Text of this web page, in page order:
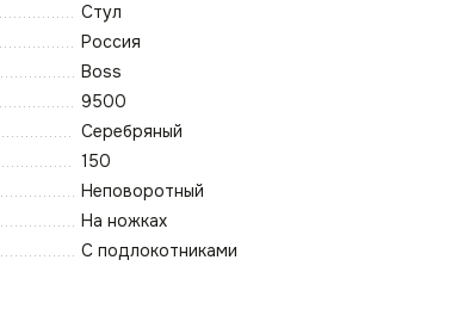
Стул
Россия
Boss
9500
Серебряный
150
Неповоротный
На ножках
С подлокотниками